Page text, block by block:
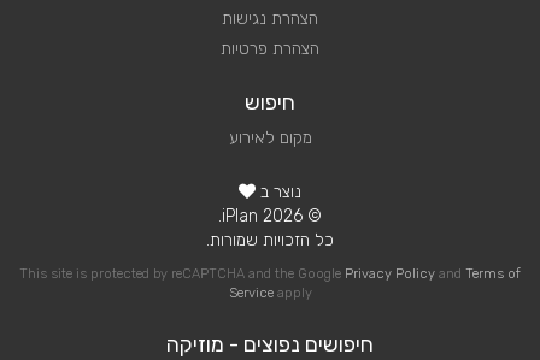
הצהרת נגישות
הצהרת פרטיות
חיפוש
מקום לאירוע
נוצר ב
© 2026 iPlan.
כל הזכויות שמורות.
This site is protected by reCAPTCHA and the Google Privacy Policy and Terms of
Serviceapply
חיפושים נפוצים - מוזיקה